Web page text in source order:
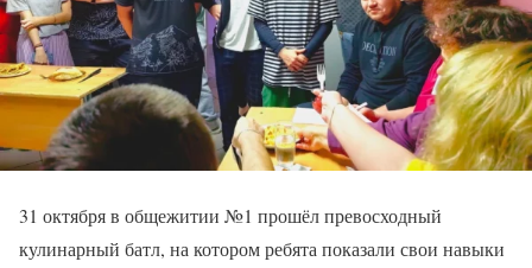
31 октября в общежитии №1 прошёл превосходный
кулинарный батл, на котором ребята показали свои навыки